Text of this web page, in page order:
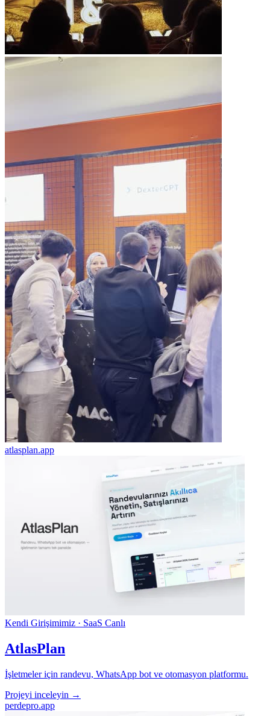
atlasplan.app
Kendi Girişimimiz · SaaS Canlı
AtlasPlan
İşletmeler için randevu, WhatsApp bot ve otomasyon platformu.
Projeyi inceleyin →
perdepro.app